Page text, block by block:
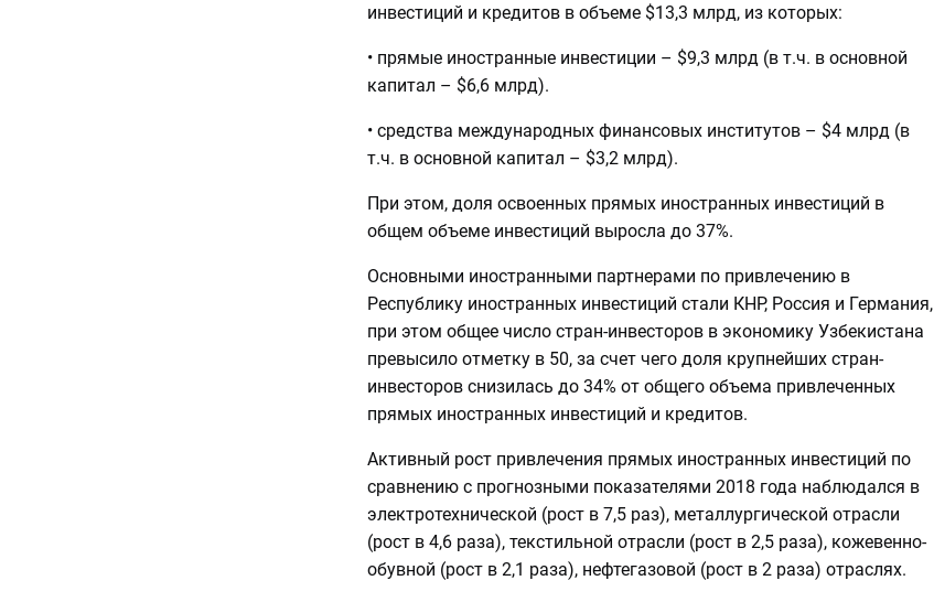
инвестиций и кредитов в объеме $13,3 млрд, из которых:
• прямые иностранные инвестиции – $9,3 млрд (в т.ч. в основной
капитал – $6,6 млрд).
• средства международных финансовых институтов – $4 млрд (в
т.ч. в основной капитал – $3,2 млрд).
При этом, доля освоенных прямых иностранных инвестиций в
общем объеме инвестиций выросла до 37%.
Основными иностранными партнерами по привлечению в
Республику иностранных инвестиций стали КНР, Россия и Германия,
при этом общее число стран-инвесторов в экономику Узбекистана
превысило отметку в 50, за счет чего доля крупнейших стран-
инвесторов снизилась до 34% от общего объема привлеченных
прямых иностранных инвестиций и кредитов.
Активный рост привлечения прямых иностранных инвестиций по
сравнению с прогнозными показателями 2018 года наблюдался в
электротехнической (рост в 7,5 раз), металлургической отрасли
(рост в 4,6 раза), текстильной отрасли (рост в 2,5 раза), кожевенно-
обувной (рост в 2,1 раза), нефтегазовой (рост в 2 раза) отраслях.